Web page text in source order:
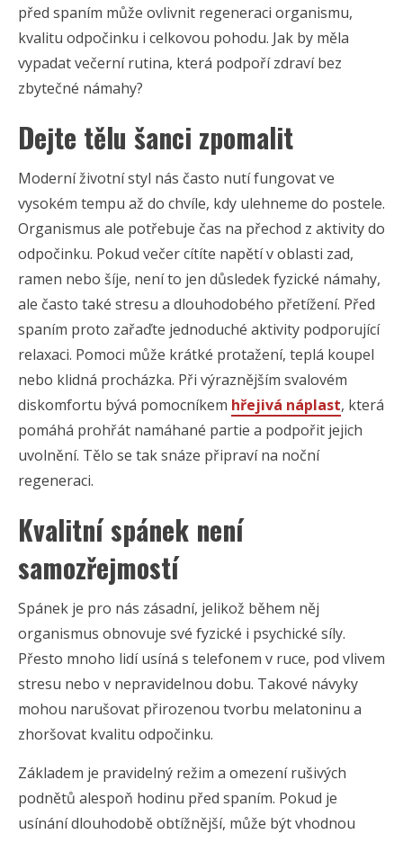
před spaním může ovlivnit regeneraci organismu,
kvalitu odpočinku i celkovou pohodu. Jak by měla
vypadat večerní rutina, která podpoří zdraví bez
zbytečné námahy?
Dejte tělu šanci zpomalit
Moderní životní styl nás často nutí fungovat ve
vysokém tempu až do chvíle, kdy ulehneme do postele.
Organismus ale potřebuje čas na přechod z aktivity do
odpočinku. Pokud večer cítíte napětí v oblasti zad,
ramen nebo šíje, není to jen důsledek fyzické námahy,
ale často také stresu a dlouhodobého přetížení. Před
spaním proto zařaďte jednoduché aktivity podporující
relaxaci. Pomoci může krátké protažení, teplá koupel
nebo klidná procházka. Při výraznějším svalovém
diskomfortu bývá pomocníkem hřejivá náplast, která
pomáhá prohřát namáhané partie a podpořit jejich
uvolnění. Tělo se tak snáze připraví na noční
regeneraci.
Kvalitní spánek není
samozřejmostí
Spánek je pro nás zásadní, jelikož během něj
organismus obnovuje své fyzické i psychické síly.
Přesto mnoho lidí usíná s telefonem v ruce, pod vlivem
stresu nebo v nepravidelnou dobu. Takové návyky
mohou narušovat přirozenou tvorbu melatoninu a
zhoršovat kvalitu odpočinku.
Základem je pravidelný režim a omezení rušivých
podnětů alespoň hodinu před spaním. Pokud je
usínání dlouhodobě obtížnější, může být vhodnou